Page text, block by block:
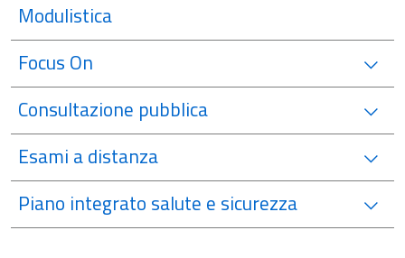
Modulistica
Focus On
Consultazione pubblica
Esami a distanza
Piano integrato salute e sicurezza